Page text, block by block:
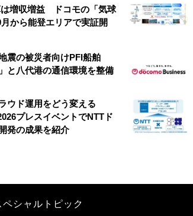
は増収増益 ドコモの「気球
から能登エリアで実証開
震の被災者向けPFI船舶
と八代港の通信環境を整備
ウド運用をどう変える
プレスイベントでNTTド
発の成果を紹介
ペシャルトピック